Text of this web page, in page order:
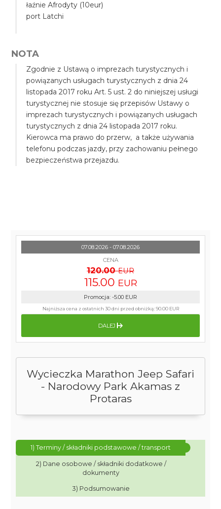
łaźnie Afrodyty (10eur)
port Latchi
NOTA
Zgodnie z Ustawą o imprezach turystycznych i
powiązanych usługach turystycznych z dnia 24
listopada 2017 roku Art. 5 ust. 2 do niniejszej usługi
turystycznej nie stosuje się przepisów Ustawy o
imprezach turystycznych i powiązanych usługach
turystycznych z dnia 24 listopada 2017 roku.
Kierowca ma prawo do przerw, a także używania
telefonu podczas jazdy, przy zachowaniu pełnego
bezpieczeństwa przejazdu.
Wycieczka Marathon Jeep Safari
- Narodowy Park Akamas z
Protaras
1) Terminy / składniki podstawowe / transport
2) Dane osobowe / składniki dodatkowe /
dokumenty
3) Podsumowanie
07.08.2026 - 07.08.2026
CENA
120.00 EUR
115.00 EUR
Promocja: -5.00 EUR
Najniższa cena z ostatnich 30 dni przed obniżką:90.00 EUR
DALEJ